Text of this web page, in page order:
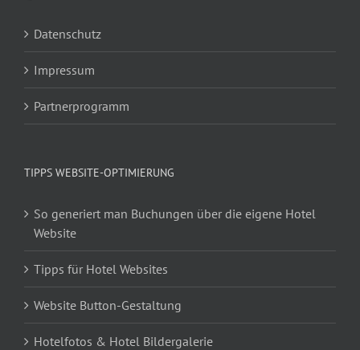
Datenschutz
Impressum
Partnerprogramm
TIPPS WEBSITE-OPTIMIERUNG
So generiert man Buchungen über die eigene Hotel
Website
Tipps für Hotel Websites
Website Button-Gestaltung
Hotelfotos & Hotel Bildergalerie